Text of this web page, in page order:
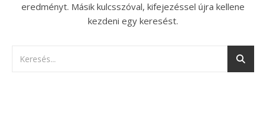
eredményt. Másik kulcsszóval, kifejezéssel újra kellene
kezdeni egy keresést.